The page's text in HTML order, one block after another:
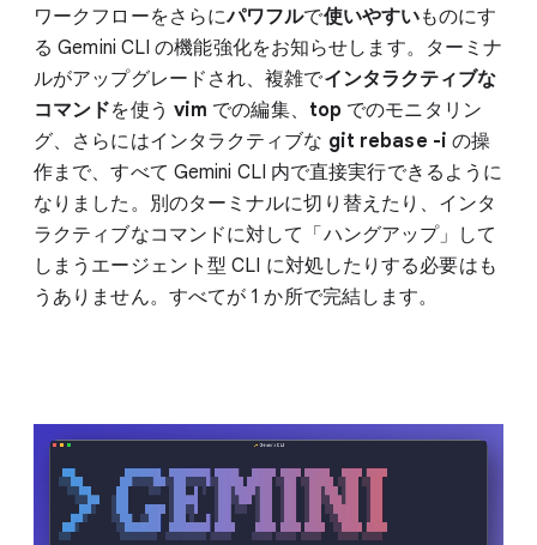
ワークフローをさらにパワフルで使いやすいものにす
る Gemini CLI の機能強化をお知らせします。ターミナ
ルがアップグレードされ、複雑でインタラクティブな
コマンドを使う vim での編集、 top でのモニタリン
グ、さらにはインタラクティブな git rebase -i の操
作まで、すべて Gemini CLI 内で直接実行できるように
なりました。別のターミナルに切り替えたり、インタ
ラクティブなコマンドに対して「ハングアップ」して
しまうエージェント型 CLI に対処したりする必要はも
うありません。すべてが 1 か所で完結します。